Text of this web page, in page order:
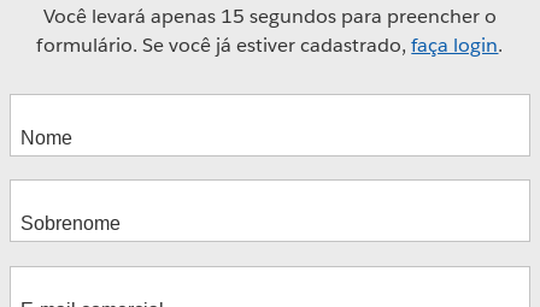
Você levará apenas 15 segundos para preencher o
formulário. Se você já estiver cadastrado,faça login.